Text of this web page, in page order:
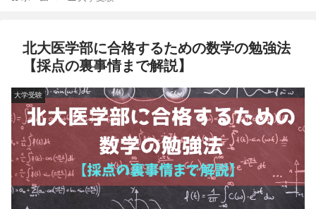
北大医学部に合格するための数学の勉強法
【採点の裏事情まで解説】
大学受験